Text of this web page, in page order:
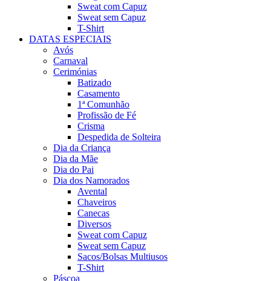
Sweat com Capuz
Sweat sem Capuz
T-Shirt
DATAS ESPECIAIS
Avós
Carnaval
Cerimónias
Batizado
Casamento
1ª Comunhão
Profissão de Fé
Crisma
Despedida de Solteira
Dia da Criança
Dia da Mãe
Dia do Pai
Dia dos Namorados
Avental
Chaveiros
Canecas
Diversos
Sweat com Capuz
Sweat sem Capuz
Sacos/Bolsas Multiusos
T-Shirt
Páscoa